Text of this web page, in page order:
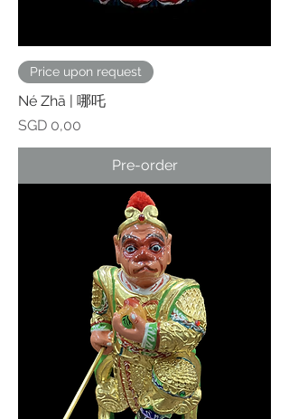
Price upon request
Né Zhā | 哪吒
Prijs
SGD 0,00
Pre-order